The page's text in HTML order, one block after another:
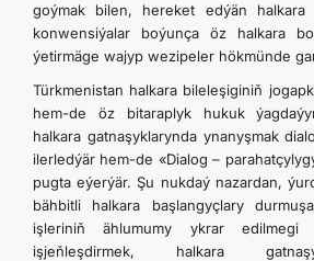
goýmak bilen, hereket edýän halkara
konwensiýalar boýunça öz halkara
ýetirmäge wajyp wezipeler hökmünde
Türkmenistan halkara bileleşiginiň
hem-de öz bitaraplyk hukuk
halkara gatnaşyklarynda ynanyşmak
ilerledýär hem-de «Dialog –
pugta eýerýär. Şu nukdaý nazardan,
bähbitli halkara başlangyçlary
işleriniň ählumumy ykrar edilmegi
işjeňleşdirmek, halkara